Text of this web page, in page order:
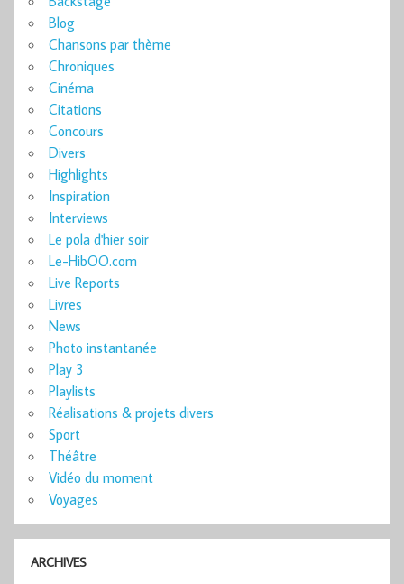
Blog
Chansons par thème
Chroniques
Cinéma
Citations
Concours
Divers
Highlights
Inspiration
Interviews
Le pola d'hier soir
Le-HibOO.com
Live Reports
Livres
News
Photo instantanée
Play 3
Playlists
Réalisations & projets divers
Sport
Théâtre
Vidéo du moment
Voyages
ARCHIVES